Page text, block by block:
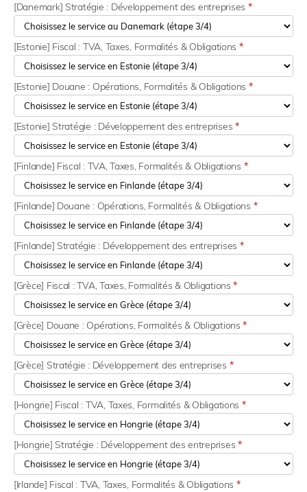
[Danemark] Stratégie : Développement des entreprises *
[Estonie] Fiscal : TVA, Taxes, Formalités & Obligations *
[Estonie] Douane : Opérations, Formalités & Obligations *
[Estonie] Stratégie : Développement des entreprises *
[Finlande] Fiscal : TVA, Taxes, Formalités & Obligations *
[Finlande] Douane : Opérations, Formalités & Obligations *
[Finlande] Stratégie : Développement des entreprises *
[Grèce] Fiscal : TVA, Taxes, Formalités & Obligations*
[Grèce] Douane : Opérations, Formalités & Obligations*
[Grèce] Stratégie : Développement des entreprises *
[Hongrie] Fiscal : TVA, Taxes, Formalités & Obligations *
[Hongrie] Stratégie : Développement des entreprises *
[Irlande] Fiscal : TVA, Taxes, Formalités & Obligations *